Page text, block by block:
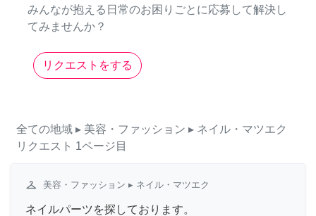
みんなが抱える日常のお困りごとに応募して解決し
てみませんか？
リクエストをする
全ての地域 ▸ 美容・ファッション ▸ ネイル・マツエク
リクエスト 1ページ目
checkroom 美容・ファッション ▸ ネイル・マツエク
ネイルパーツを探しております。